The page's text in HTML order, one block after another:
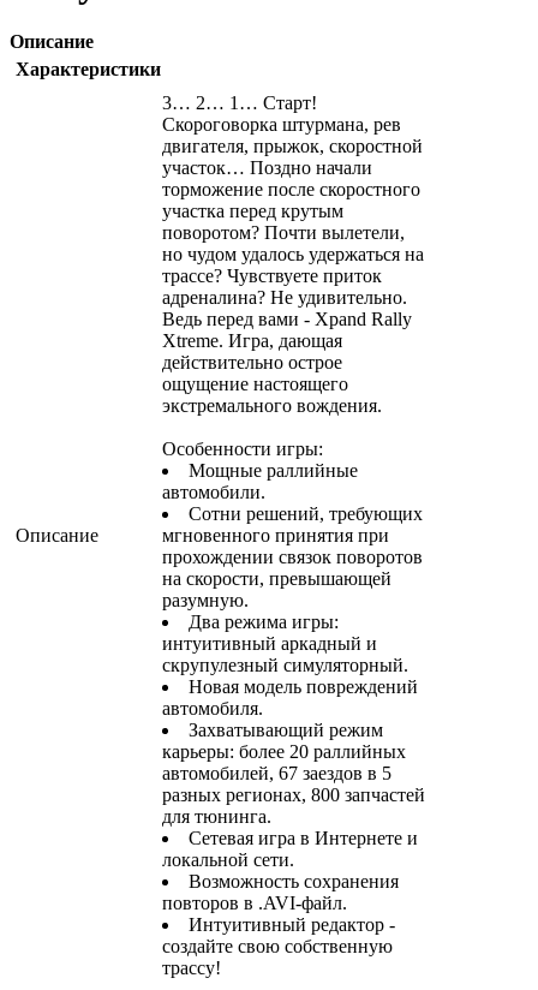
Описание
Характеристики
Описание
3… 2… 1… Старт!
Скороговорка штурмана, рев
двигателя, прыжок, скоростной
участок… Поздно начали
торможение после скоростного
участка перед крутым
поворотом? Почти вылетели,
но чудом удалось удержаться на
трассе? Чувствуете приток
адреналина? Не удивительно.
Ведь перед вами - Xpand Rally
Xtreme. Игра, дающая
действительно острое
ощущение настоящего
экстремального вождения.
Особенности игры:
Мощные раллийные
автомобили.
Сотни решений, требующих
мгновенного принятия при
прохождении связок поворотов
на скорости, превышающей
разумную.
Два режима игры:
интуитивный аркадный и
скрупулезный симуляторный.
Новая модель повреждений
автомобиля.
Захватывающий режим
карьеры: более 20 раллийных
автомобилей, 67 заездов в 5
разных регионах, 800 запчастей
для тюнинга.
Сетевая игра в Интернете и
локальной сети.
Возможность сохранения
повторов в .AVI-файл.
Интуитивный редактор -
создайте свою собственную
трассу!